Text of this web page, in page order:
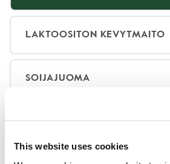
This website uses cookies
LAKTOOSITON KEVYTMAITO
SOIJAJUOMA